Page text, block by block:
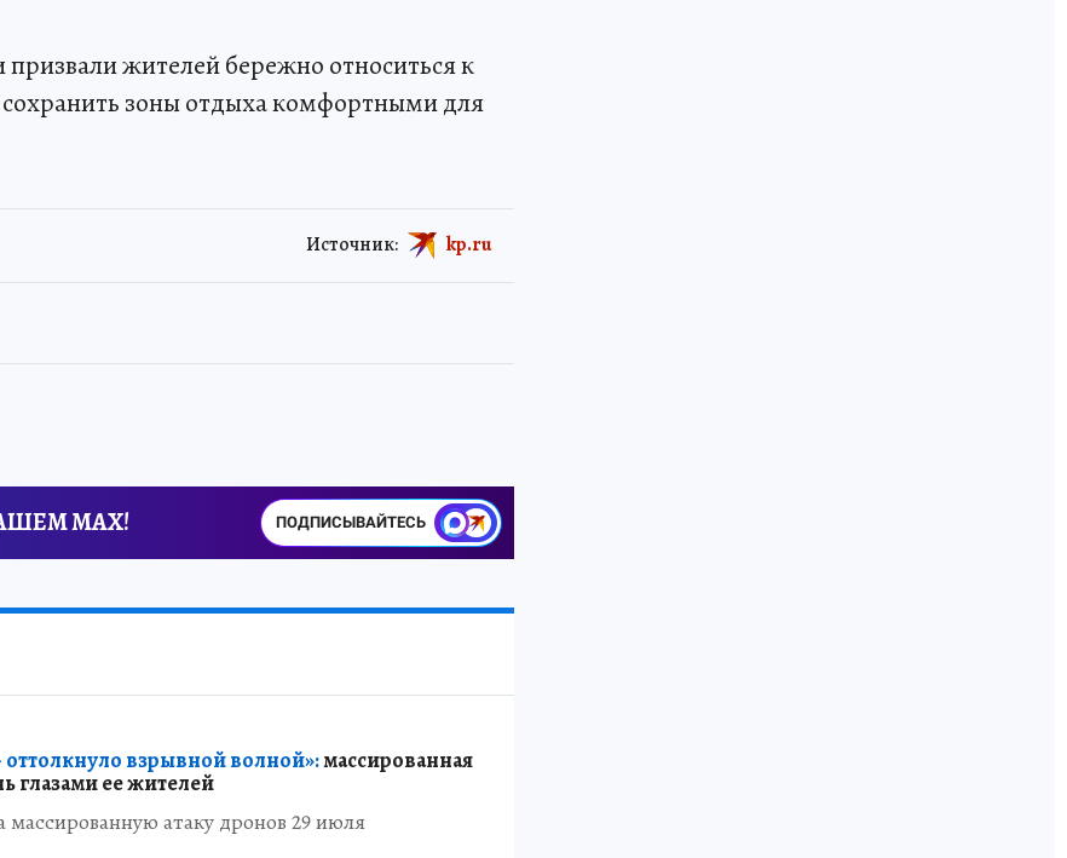
жителей бережно относиться к
зоны отдыха комфортными для
Источник: kp.ru
MAX! ПОДПИСЫВАЙТЕСЬ
взрывной волной»:массированная
глазами ее жителей
массированную атаку дронов 29 июля